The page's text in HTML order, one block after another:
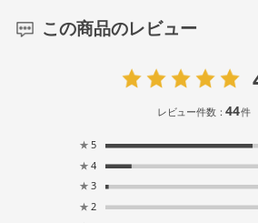
この商品のレビュー
レビュー件数：44件
★ 5
★ 4
★ 3
★ 2